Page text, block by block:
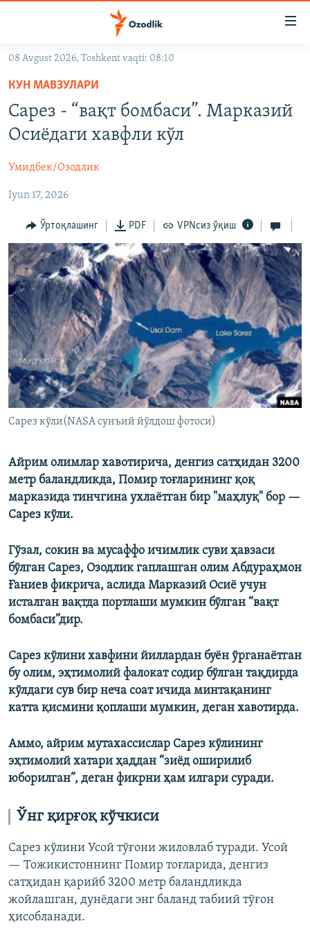
Асосий
навигацияга
ўтинг
Қидиришга
OZODVIDEO
OZODARXIV
На русском
ИЖТИМОИЙ ТАРМОҚЛАР
Озодлик бошқа тилларда
08 Avgust 2026, Toshkent vaqti: 08:10
КУН МАВЗУЛАРИ
Сарез - “вақт бомбаси”. Марказий
Осиёдаги хавфли кўл
Умидбек/Озодлик
Iyun 17, 2026
Ўртоқлашинг PDF VPNсиз ўқиш
Сарез кўли(NASA сунъий йўлдош фотоси)
Айрим олимлар хавотирича, денгиз сатҳидан 3200
метр баландликда, Помир тоғларининг қоқ
марказида тинчгина ухлаётган бир "маҳлуқ" бор —
Сарез кўли.
Гўзал, сокин ва мусаффо ичимлик суви ҳавзаси
бўлган Сарез, Озодлик гаплашган олим Абдураҳмон
Ғаниев фикрича, аслида Марказий Осиё учун
исталган вақтда портлаши мумкин бўлган “вақт
бомбаси”дир.
Сарез кўлини хавфини йиллардан буён ўрганаётган
бу олим, эҳтимолий фалокат содир бўлган тақдирда
кўлдаги сув бир неча соат ичида минтақанинг
катта қисмини қоплаши мумкин, деган хавотирда.
Аммо, айрим мутахассислар Сарез кўлининг
эҳтимолий хатари ҳаддан “зиёд оширилиб
юборилган”, деган фикрни ҳам илгари суради.
Ўнг қирғоқ кўчкиси
Сарез кўлини Усой тўғони жиловлаб туради. Усой
— Тожикистоннинг Помир тоғларида, денгиз
сатҳидан қарийб 3200 метр баландликда
жойлашган, дунёдаги энг баланд табиий тўғон
ҳисобланади.